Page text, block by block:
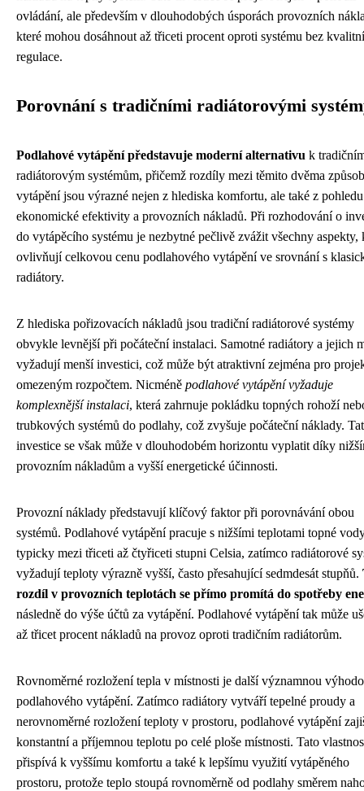
ovládání, ale především v dlouhodobých úsporách provozních
které mohou dosáhnout až třiceti procent oproti systému bez kvalitní
regulace.
Porovnání s tradičními radiátorovými
Podlahové vytápění představuje moderní alternativu k
radiátorovým systémům, přičemž rozdíly mezi těmito dvěma
vytápění jsou výrazné nejen z hlediska komfortu, ale také z pohledu
ekonomické efektivity a provozních nákladů. Při rozhodování o
do vytápěcího systému je nezbytné pečlivě zvážit všechny aspekty,
ovlivňují celkovou cenu podlahového vytápění ve srovnání s
radiátory.
Z hlediska pořizovacích nákladů jsou tradiční radiátorové systémy
obvykle levnější při počáteční instalaci. Samotné radiátory a jejich
vyžadují menší investici, což může být atraktivní zejména pro
omezeným rozpočtem. Nicméně podlahové vytápění vyžaduje
komplexnější instalaci, která zahrnuje pokládku topných rohoží
trubkových systémů do podlahy, což zvyšuje počáteční náklady.
investice se však může v dlouhodobém horizontu vyplatit díky
provozním nákladům a vyšší energetické účinnosti.
Provozní náklady představují klíčový faktor při porovnávání obou
systémů. Podlahové vytápění pracuje s nižšími teplotami topné
typicky mezi třiceti až čtyřiceti stupni Celsia, zatímco radiátorové
vyžadují teploty výrazně vyšší, často přesahující sedmdesát stupňů.
rozdíl v provozních teplotách se přímo promítá do spotřeby
následně do výše účtů za vytápění. Podlahové vytápění tak může
až třicet procent nákladů na provoz oproti tradičním radiátorům.
Rovnoměrné rozložení tepla v místnosti je další významnou
podlahového vytápění. Zatímco radiátory vytváří tepelné proudy a
nerovnoměrné rozložení teploty v prostoru, podlahové vytápění
konstantní a příjemnou teplotu po celé ploše místnosti. Tato
přispívá k vyššímu komfortu a také k lepšímu využití vytápěného
prostoru, protože teplo stoupá rovnoměrně od podlahy směrem